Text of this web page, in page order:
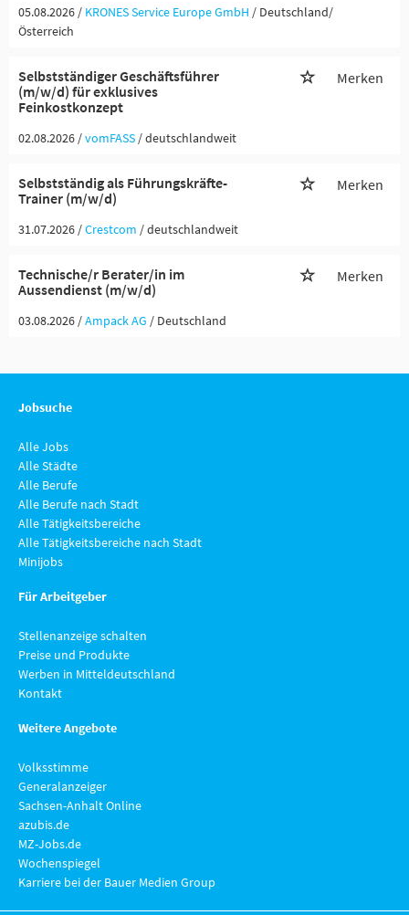
05.08.2026 / KRONES Service Europe GmbH / Deutschland/
Österreich
Selbstständiger Geschäftsführer
(m/w/d) für exklusives
Feinkostkonzept
Merken
02.08.2026 /vomFASS / deutschlandweit
Selbstständig als Führungskräfte-
Trainer (m/w/d)
Merken
31.07.2026 /Crestcom / deutschlandweit
Technische/r Berater/in im
Aussendienst (m/w/d)
Merken
03.08.2026 /Ampack AG / Deutschland
Jobsuche
Alle Jobs
Alle Städte
Alle Berufe
Alle Berufe nach Stadt
Alle Tätigkeitsbereiche
Alle Tätigkeitsbereiche nach Stadt
Minijobs
Für Arbeitgeber
Stellenanzeige schalten
Preise und Produkte
Werben in Mitteldeutschland
Kontakt
Weitere Angebote
Volksstimme
Generalanzeiger
Sachsen-Anhalt Online
azubis.de
MZ-Jobs.de
Wochenspiegel
Karriere bei der Bauer Medien Group